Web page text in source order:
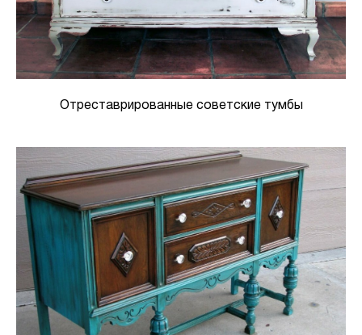
Отреставрированные советские тумбы